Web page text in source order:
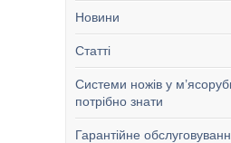
Новини
Статті
Системи ножів у
потрібно знати
Гарантійне